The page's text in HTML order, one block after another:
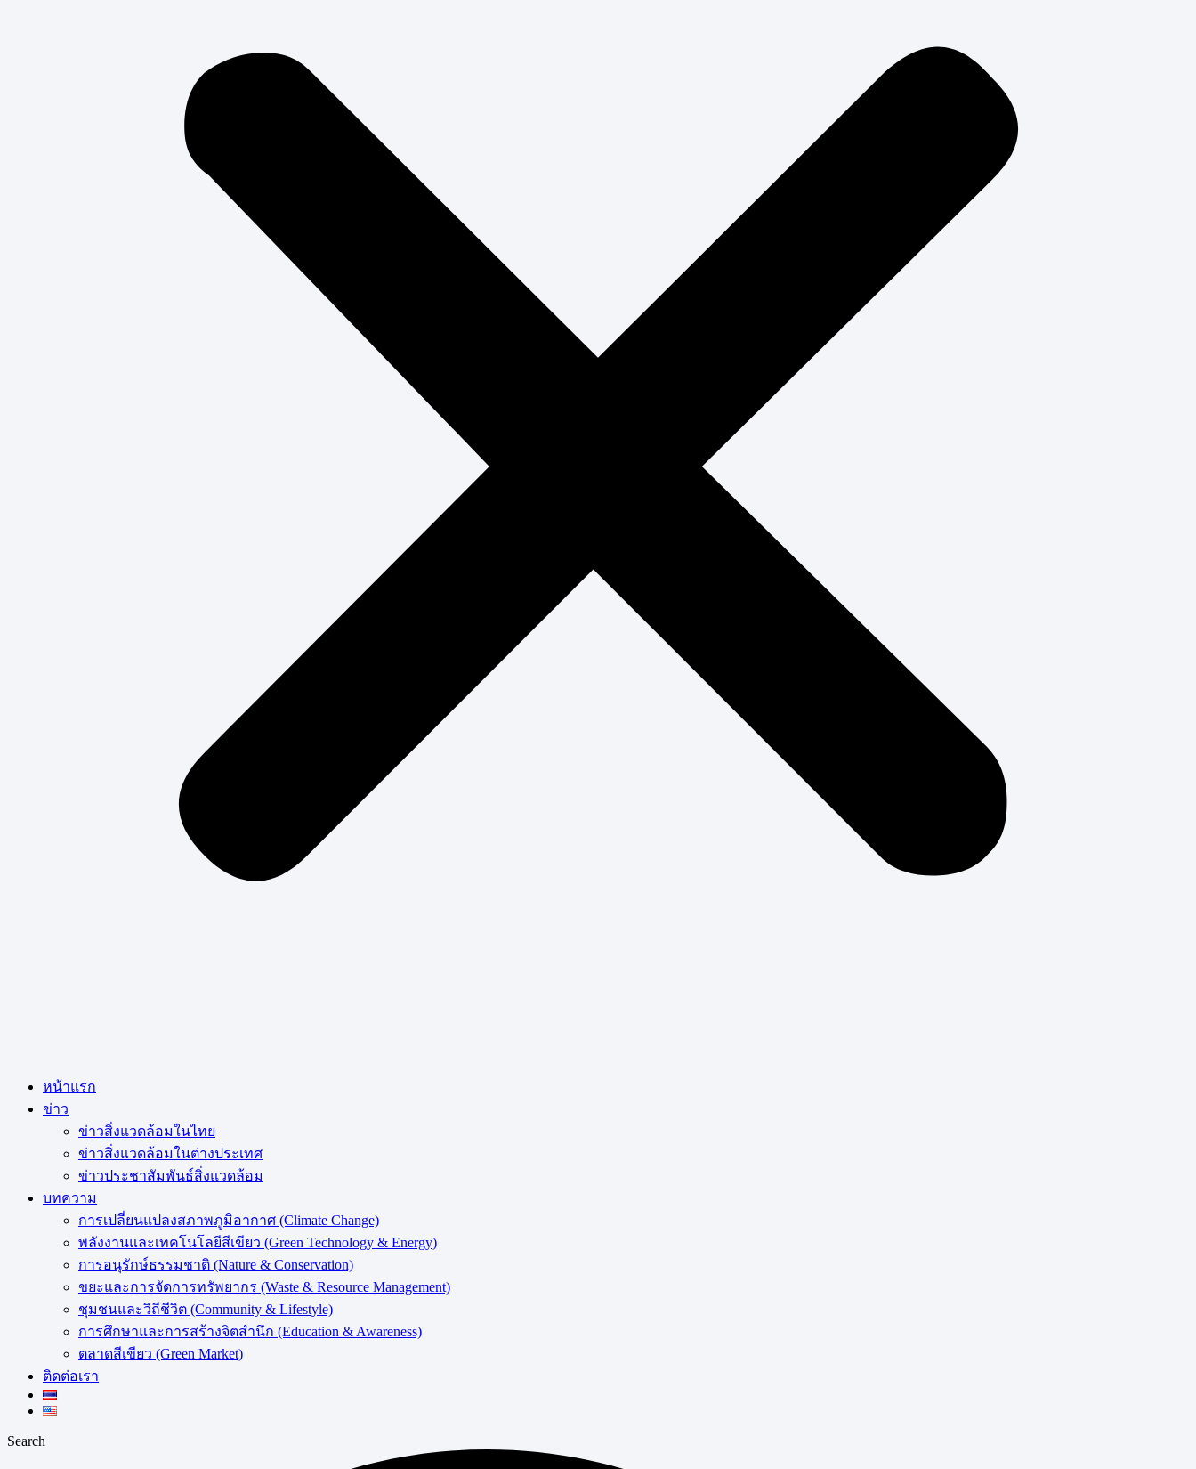
หน้าแรก
ข่าว
ข่าวสิ่งแวดล้อมในไทย
ข่าวสิ่งแวดล้อมในต่างประเทศ
ข่าวประชาสัมพันธ์สิ่งแวดล้อม
บทความ
การเปลี่ยนแปลงสภาพภูมิอากาศ (Climate Change)
พลังงานและเทคโนโลยีสีเขียว (Green Technology & Energy)
การอนุรักษ์ธรรมชาติ (Nature & Conservation)
ขยะและการจัดการทรัพยากร (Waste & Resource Management)
ชุมชนและวิถีชีวิต (Community & Lifestyle)
การศึกษาและการสร้างจิตสำนึก (Education & Awareness)
ตลาดสีเขียว (Green Market)
ติดต่อเรา
Search